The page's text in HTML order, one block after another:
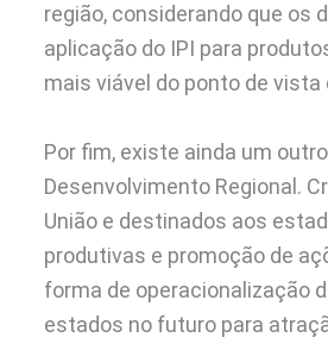
região, considerando que os
aplicação do IPI para
mais viável do ponto de
Por fim, existe ainda um
Desenvolvimento Regional.
União e destinados aos
produtivas e promoção de
forma de operacionalização
estados no futuro para